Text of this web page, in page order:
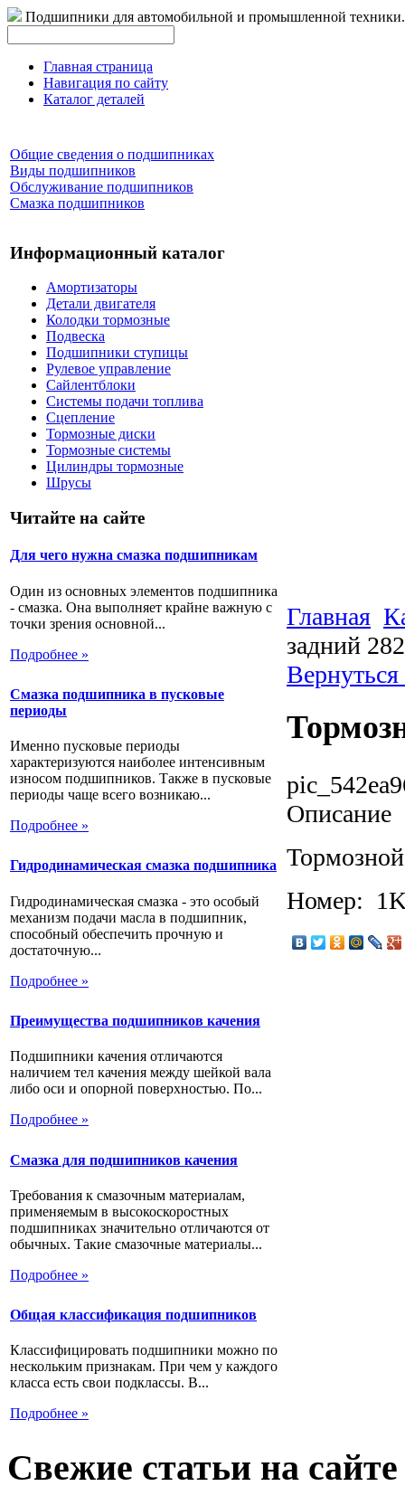
Подшипники для автомобильной и промышленной техники.
Главная страница
Навигация по сайту
Каталог деталей
Общие сведения о подшипниках
Виды подшипников
Обслуживание подшипников
Смазка подшипников
Информационный каталог
Амортизаторы
Детали двигателя
Колодки тормозные
Подвеска
Подшипники ступицы
Рулевое управление
Сайлентблоки
Системы подачи топлива
Сцепление
Тормозные диски
Тормозные системы
Цилиндры тормозные
Шрусы
Читайте на сайте
Для чего нужна смазка подшипникам
Один из основных элементов подшипника
- смазка. Она выполняет крайне важную с
точки зрения основной...
Подробнее »
Смазка подшипника в пусковые
периоды
Именно пусковые периоды
характеризуются наиболее интенсивным
износом подшипников. Также в пусковые
периоды чаще всего возникаю...
Подробнее »
Гидродинамическая смазка подшипника
Гидродинамическая смазка - это особый
механизм подачи масла в подшипник,
способный обеспечить прочную и
достаточную...
Подробнее »
Преимущества подшипников качения
Подшипники качения отличаются
наличием тел качения между шейкой вала
либо оси и опорной поверхностью. По...
Подробнее »
Смазка для подшипников качения
Требования к смазочным материалам,
применяемым в высокоскоростных
подшипниках значительно отличаются от
обычных. Такие смазочные материалы...
Подробнее »
Общая классификация подшипников
Классифицировать подшипники можно по
нескольким признакам. При чем у каждого
класса есть свои подклассы. В...
Подробнее »
Главная
задний
Описание
Номер:
Свежие статьи на сайте